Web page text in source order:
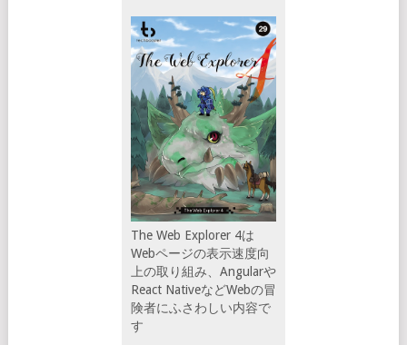
The Web Explorer 4は
Webページの表示速度向
上の取り組み、Angularや
React NativeなどWebの冒
険者にふさわしい内容で
す